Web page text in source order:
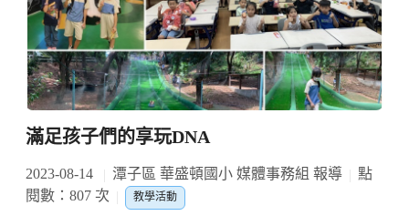
滿足孩子們的享玩DNA
2023-08-14 潭子區 華盛頓國小 媒體事務組 報導
點
閱數：807 次
教學活動